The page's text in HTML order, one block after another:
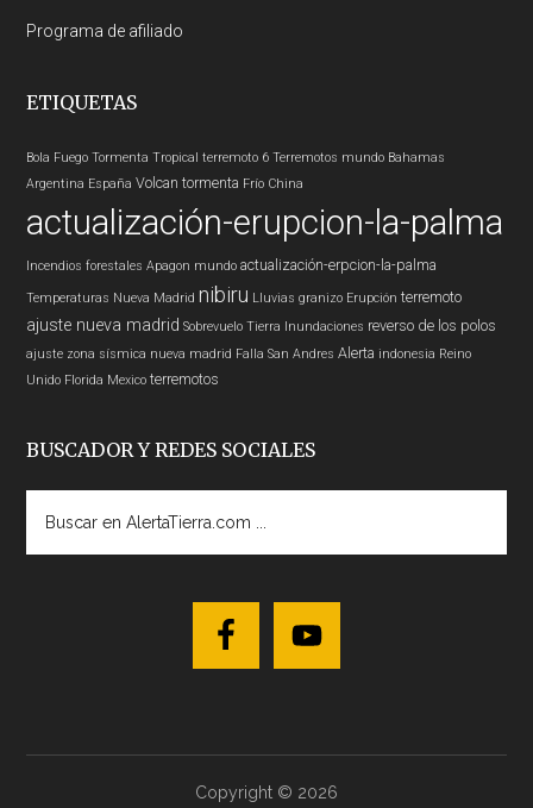
Programa de afiliado
ETIQUETAS
Bola Fuego Tormenta Tropical terremoto 6 Terremotos mundo Bahamas
Argentina España Volcan tormenta Frío China
actualización-erupcion-la-palma
Incendios forestales Apagon mundo actualización-erpcion-la-palma
Temperaturas Nueva Madrid nibiru Lluvias granizo Erupción terremoto
ajuste nueva madrid Sobrevuelo Tierra Inundaciones reverso de los polos
ajuste zona sísmica nueva madrid Falla San Andres Alerta indonesia Reino
Unido Florida Mexico terremotos
BUSCADOR Y REDES SOCIALES
AlertaTierra.com
Copyright © 2026